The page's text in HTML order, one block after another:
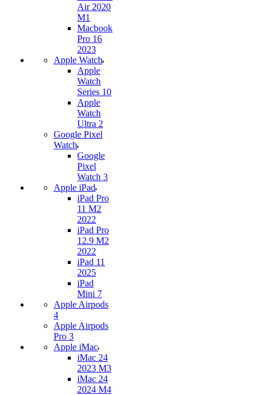
Air 2020
M1
Macbook
Pro 16
2023
Apple Watch
Apple
Watch
Series 10
Apple
Watch
Ultra 2
Google Pixel
Watch
Google
Pixel
Watch 3
Apple iPad
iPad Pro
11 M2
2022
iPad Pro
12.9 M2
2022
iPad 11
2025
iPad
Mini 7
Apple Airpods
4
Apple Airpods
Pro 3
Apple iMac
iMac 24
2023 M3
iMac 24
2024 M4